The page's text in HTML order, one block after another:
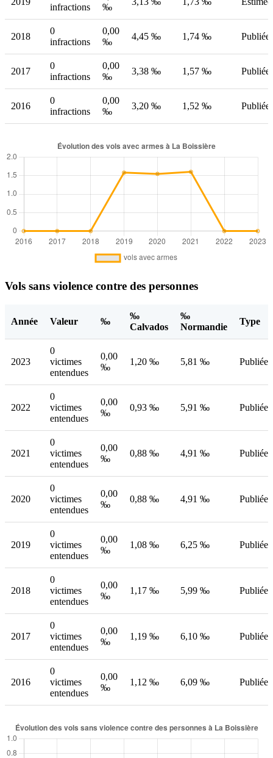
infractions
‰
2018
0
infractions
0,00
‰
4,45 ‰ 1,74 ‰ Publiée
2017
0
infractions
0,00
‰
3,38 ‰ 1,57 ‰ Publiée
2016
0
infractions
0,00
‰
3,20 ‰ 1,52 ‰ Publiée
Vols sans violence contre des personnes
Année Valeur ‰
‰
Calvados
‰
Normandie
Type
2023
0
victimes
entendues
0,00
‰
1,20 ‰ 5,81 ‰ Publiée
2022
0
victimes
entendues
0,00
‰
0,93 ‰ 5,91 ‰ Publiée
2021
0
victimes
entendues
0,00
‰
0,88 ‰ 4,91 ‰ Publiée
2020
0
victimes
entendues
0,00
‰
0,88 ‰ 4,91 ‰ Publiée
2019
0
victimes
entendues
0,00
‰
1,08 ‰ 6,25 ‰ Publiée
2018
0
victimes
entendues
0,00
‰
1,17 ‰ 5,99 ‰ Publiée
2017
0
victimes
entendues
0,00
‰
1,19 ‰ 6,10 ‰ Publiée
2016
0
victimes
entendues
0,00
‰
1,12 ‰ 6,09 ‰ Publiée